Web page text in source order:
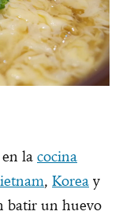
la cocina
, Korea y
batir un huevo